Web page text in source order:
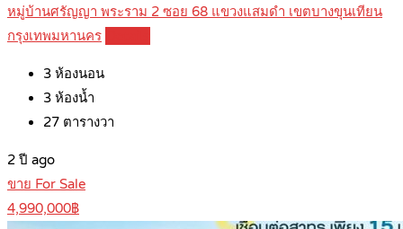
หมู่บ้านศรัญญา พระราม 2 ซอย 68 แขวงแสมดำ เขตบางขุนเทียน
กรุงเทพมหานคร
3 ห้องนอน
3 ห้องน้ำ
27 ตารางวา
2 ปี ago
ขาย For Sale
4,990,000฿